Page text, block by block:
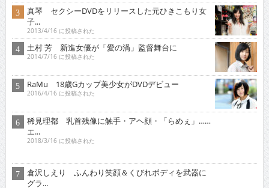
真琴 セクシーDVDをリリースした元ひきこもり女
子...
2013/4/16 に投稿された
土村 芳 新進女優が「愛の渦」監督舞台に
2014/7/16 に投稿された
RaMu 18歳Gカップ美少女がDVDデビュー
2016/4/16 に投稿された
稀見理都 乳首残像に触手・アヘ顔・「らめぇ」……
エ...
2018/3/16 に投稿された
グラ...
2021/2/16 に投稿された